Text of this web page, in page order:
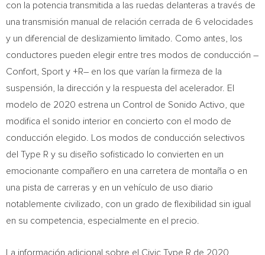
con la potencia transmitida a las ruedas delanteras a través de
una transmisión manual de relación cerrada de 6 velocidades
y un diferencial de deslizamiento limitado. Como antes, los
conductores pueden elegir entre tres modos de conducción –
Confort, Sport y +R– en los que varían la firmeza de la
suspensión, la dirección y la respuesta del acelerador. El
modelo de 2020 estrena un Control de Sonido Activo, que
modifica el sonido interior en concierto con el modo de
conducción elegido. Los modos de conducción selectivos
del Type R y su diseño sofisticado lo convierten en un
emocionante compañero en una carretera de montaña o en
una pista de carreras y en un vehículo de uso diario
notablemente civilizado, con un grado de flexibilidad sin igual
en su competencia, especialmente en el precio.
La información adicional sobre el Civic Type R de 2020,